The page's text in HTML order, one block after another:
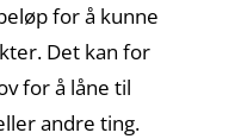
for å kunne
Det kan for
for å låne til
andre ting.